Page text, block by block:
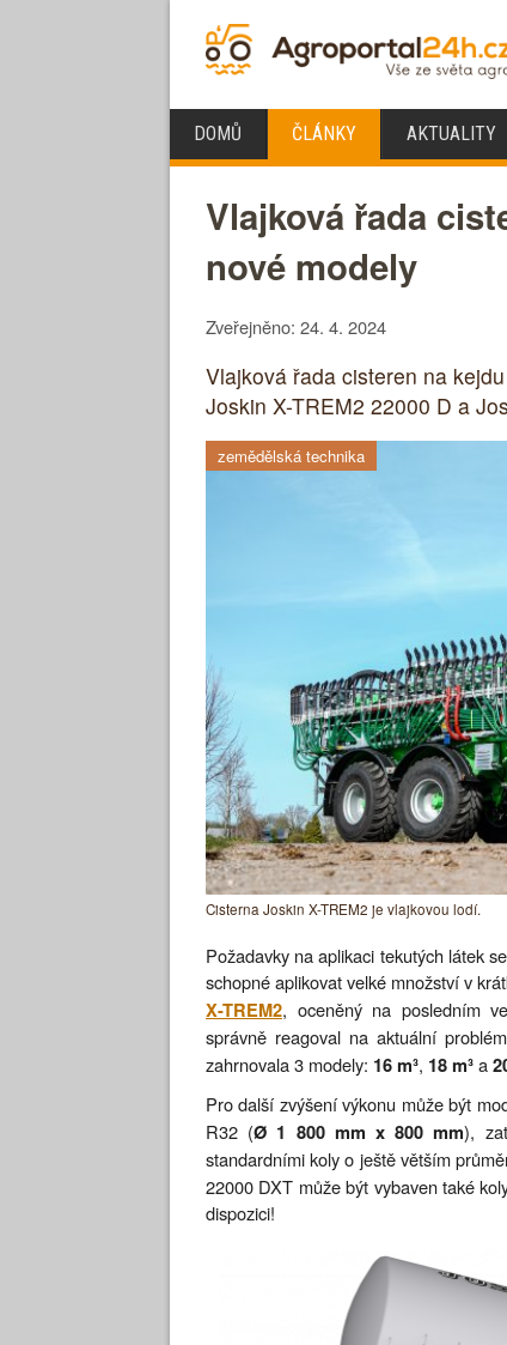
DOMŮ ČLÁNKY AKTUALITY
Vlajková řada
nové modely
Zveřejněno: 24. 4. 2024
Vlajková řada cisteren na
Joskin X-TREM2 22000 D a
zemědělská technika
Cisterna Joskin X-TREM2 je vlajkovou lodí.
Požadavky na aplikaci tekutých látek
schopné aplikovat velké množství v
X-TREM2, oceněný na posledním
správně reagoval na aktuální
zahrnovala 3 modely: 16 m³, 18 m³a
Pro další zvýšení výkonu může být
R32 (Ø 1 800 mm x 800 mm),
standardními koly o ještě větším
22000 DXT může být vybaven také
dispozici!